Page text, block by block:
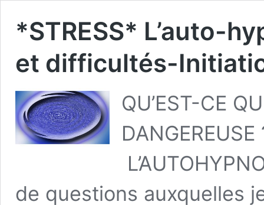
*STRESS* L’auto-
et difficultés-
QU’EST-CE
de questions auxquelles